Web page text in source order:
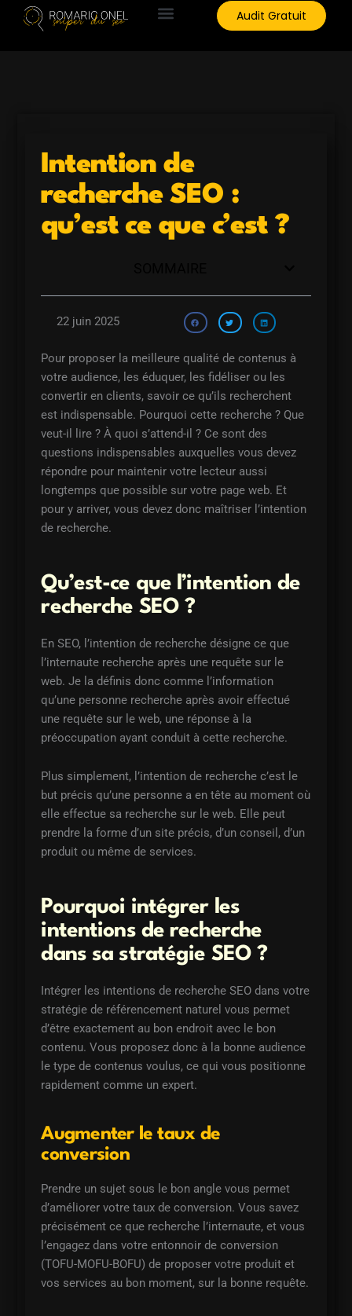
Audit Gratuit
Intention de
recherche SEO :
qu’est ce que c’est ?
22 juin 2025
Pour proposer la meilleure qualité de contenus à
votre audience, les éduquer, les fidéliser ou les
convertir en clients, savoir ce qu’ils recherchent
est indispensable. Pourquoi cette recherche ? Que
veut-il lire ? À quoi s’attend-il ? Ce sont des
questions indispensables auxquelles vous devez
répondre pour maintenir votre lecteur aussi
longtemps que possible sur votre page web. Et
pour y arriver, vous devez donc maîtriser l’intention
de recherche.
Qu’est-ce que l’intention de
recherche SEO ?
En SEO, l’intention de recherche désigne ce que
l’internaute recherche après une requête sur le
web. Je la définis donc comme l’information
qu’une personne recherche après avoir effectué
une requête sur le web, une réponse à la
préoccupation ayant conduit à cette recherche.
Plus simplement, l’intention de recherche c’est le
but précis qu’une personne a en tête au moment où
elle effectue sa recherche sur le web. Elle peut
prendre la forme d’un site précis, d’un conseil, d’un
produit ou même de services.
Pourquoi intégrer les
intentions de recherche
dans sa stratégie SEO ?
Intégrer les intentions de recherche SEO dans votre
stratégie de référencement naturel vous permet
d’être exactement au bon endroit avec le bon
contenu. Vous proposez donc à la bonne audience
le type de contenus voulus, ce qui vous positionne
rapidement comme un expert.
Augmenter le taux de
conversion
Prendre un sujet sous le bon angle vous permet
d’améliorer votre taux de conversion. Vous savez
précisément ce que recherche l’internaute, et vous
l’engagez dans votre entonnoir de conversion
(TOFU-MOFU-BOFU) de proposer votre produit et
vos services au bon moment, sur la bonne requête.